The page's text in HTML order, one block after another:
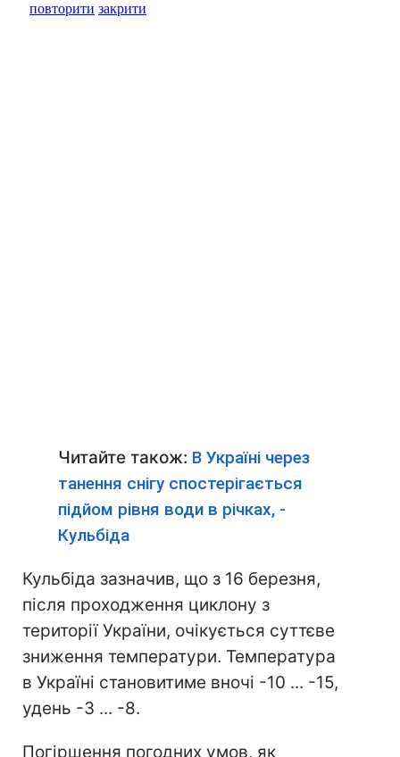
Читайте також: В Україні через
танення снігу спостерігається
підйом рівня води в річках, -
Кульбіда
Кульбіда зазначив, що з 16 березня,
після проходження циклону з
території України, очікується суттєве
зниження температури. Температура
в Україні становитиме вночі -10 ... -15,
удень -3 ... -8.
Погіршення погодних умов, як